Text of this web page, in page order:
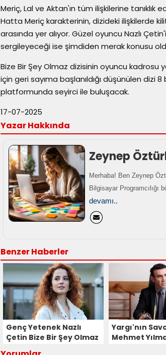
Meriç, Lal ve Aktan'ın tüm ilişkilerine
Hatta Meriç karakterinin, dizideki ilişkilerde
arasında yer alıyor. Güzel oyuncu Nazlı
sergileyeceği ise şimdiden merak konusu
Bize Bir Şey Olmaz dizisinin oyuncu kadrosu
için geri sayıma başlanıldığı düşünülen dizi
platformunda seyirci ile buluşacak.
17-07-2025
Yazar Hakkında
Zeynep
Merhaba! Ben Zeynep
Bilgisayar Programcılığı
devamı..
Benzer Haberler
Genç Yetenek Nazlı
Çetin Bize Bir Şey Olmaz
Yargı'nın
Mehmet